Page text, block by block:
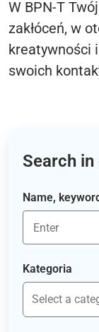
W BPN-T
zakłóceń, w
kreatywności
swoich
Search
Name,
Kategoria